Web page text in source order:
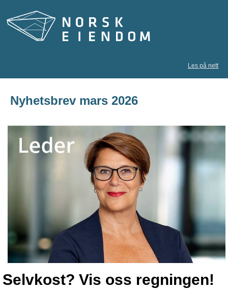
Les på nett
Nyhetsbrev mars 2026
Selvkost? Vis oss regningen!